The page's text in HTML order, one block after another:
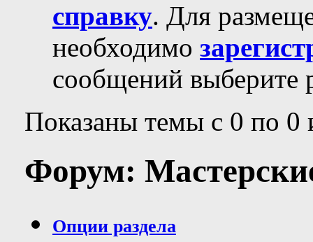
справку. Для
необходимо
сообщений выберите
Показаны темы с 0 по 0
Форум:
Опции раздела